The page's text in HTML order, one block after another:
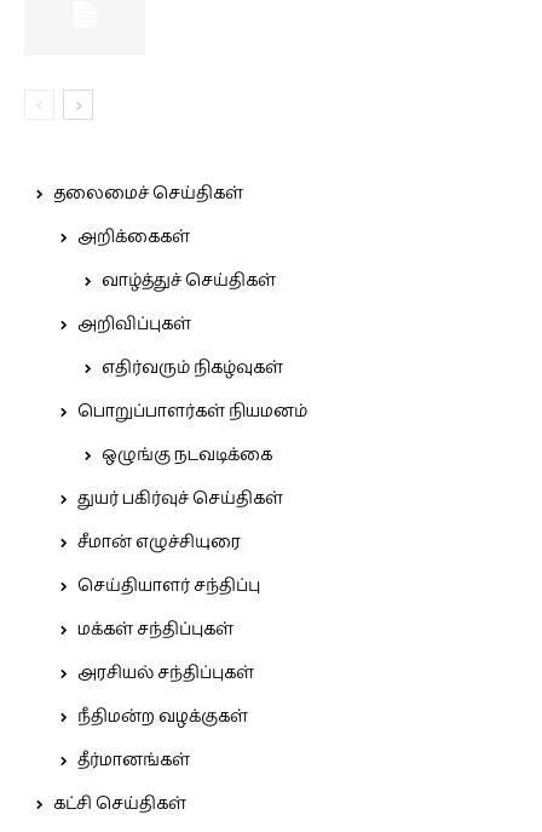
தலைமைச் செய்திகள்
அறிக்கைகள்
வாழ்த்துச் செய்திகள்
அறிவிப்புகள்
எதிர்வரும் நிகழ்வுகள்
பொறுப்பாளர்கள் நியமனம்
ஒழுங்கு நடவடிக்கை
துயர் பகிர்வுச் செய்திகள்
சீமான் எழுச்சியுரை
செய்தியாளர் சந்திப்பு
மக்கள் சந்திப்புகள்
அரசியல் சந்திப்புகள்
நீதிமன்ற வழக்குகள்
தீர்மானங்கள்
கட்சி செய்திகள்